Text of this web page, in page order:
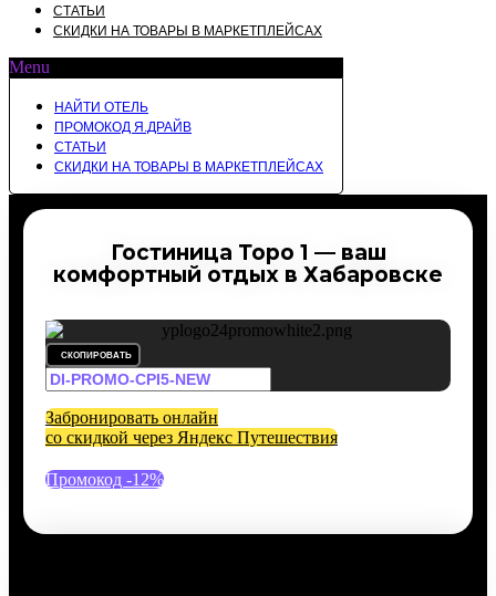
СТАТЬИ
СКИДКИ НА ТОВАРЫ В МАРКЕТПЛЕЙСАХ
Menu
НАЙТИ ОТЕЛЬ
ПРОМОКОД Я.ДРАЙВ
СТАТЬИ
СКИДКИ НА ТОВАРЫ В МАРКЕТПЛЕЙСАХ
Гостиница Торо 1 — ваш
комфортный отдых в Хабаровске
СКОПИРОВАТЬ
Забронировать онлайн
со скидкой через Яндекс Путешествия
Промокод -12%